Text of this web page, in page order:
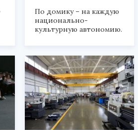
По домику – на каждую
национально-
культурную автономию.